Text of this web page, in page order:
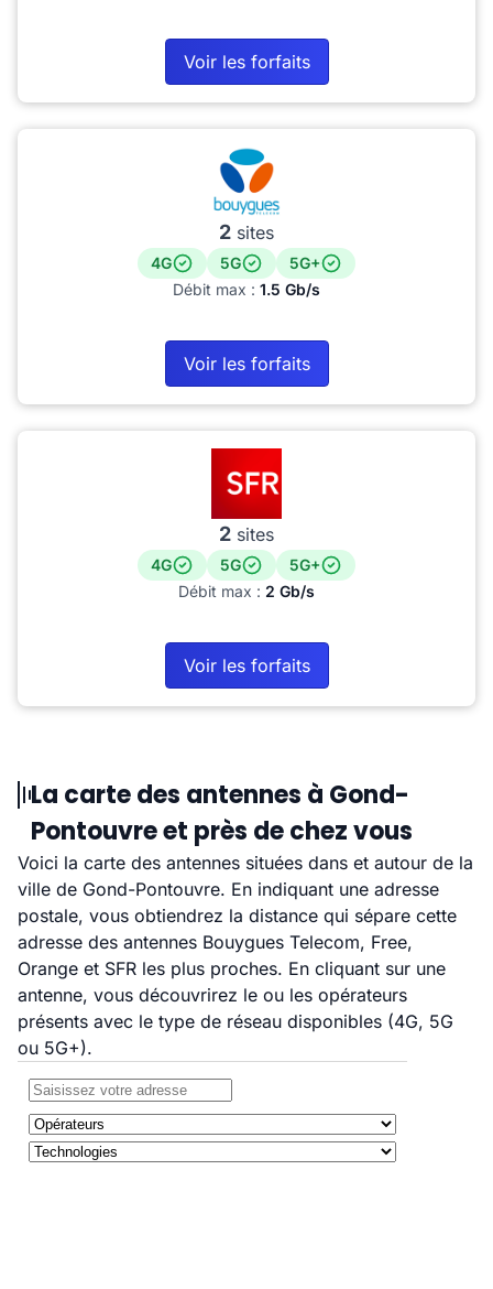
Voir les forfaits
2 sites
4G 5G
5G+
Débit max : 1.5 Gb/s
Voir les forfaits
2 sites
4G 5G
5G+
Débit max : 2 Gb/s
Voir les forfaits
La carte des antennes à Gond-
Pontouvre et près de chez vous
Voici la carte des antennes situées dans et autour de la
ville de Gond-Pontouvre. En indiquant une adresse
postale, vous obtiendrez la distance qui sépare cette
adresse des antennes Bouygues Telecom, Free,
Orange et SFR les plus proches. En cliquant sur une
antenne, vous découvrirez le ou les opérateurs
présents avec le type de réseau disponibles (4G, 5G
ou 5G+).